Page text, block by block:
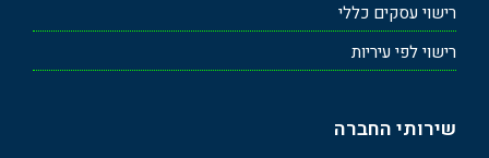
רישוי עסקים כללי
רישוי לפי עיריות
שירותי החברה